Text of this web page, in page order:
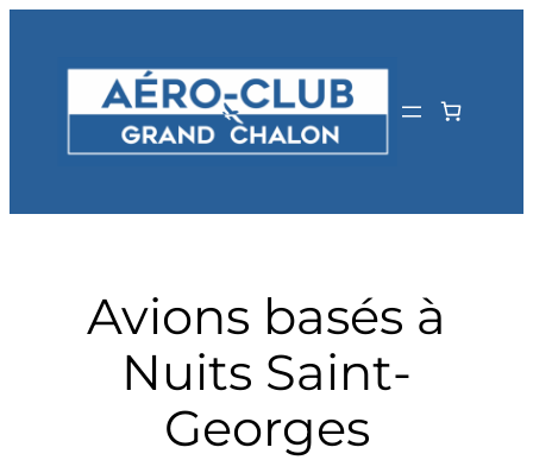
Avions basés à
Nuits Saint-
Georges